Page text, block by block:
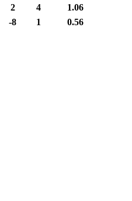
2 4
1.06
-8 1 0.56